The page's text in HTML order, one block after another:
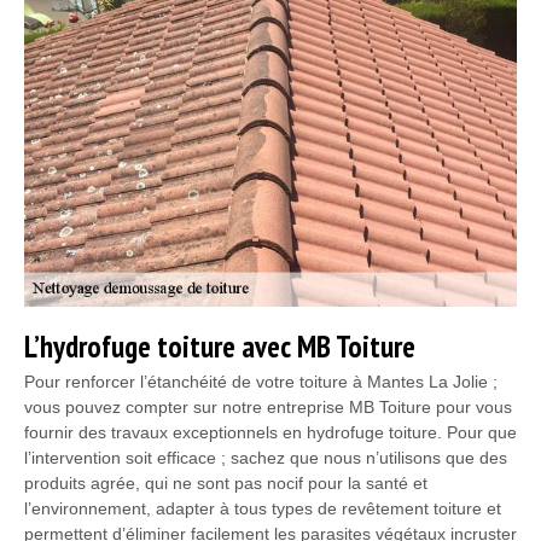
L’hydrofuge toiture avec MB Toiture
Pour renforcer l’étanchéité de votre toiture à Mantes La Jolie ;
vous pouvez compter sur notre entreprise MB Toiture pour vous
fournir des travaux exceptionnels en hydrofuge toiture. Pour que
l’intervention soit efficace ; sachez que nous n’utilisons que des
produits agrée, qui ne sont pas nocif pour la santé et
l’environnement, adapter à tous types de revêtement toiture et
permettent d’éliminer facilement les parasites végétaux incruster